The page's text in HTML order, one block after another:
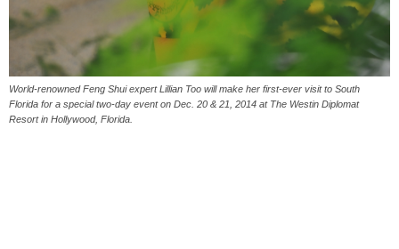
World-renowned Feng Shui expert Lillian Too will make her first-ever visit to South
Florida for a special two-day event on Dec. 20 & 21, 2014 at The Westin Diplomat
Resort in Hollywood, Florida.